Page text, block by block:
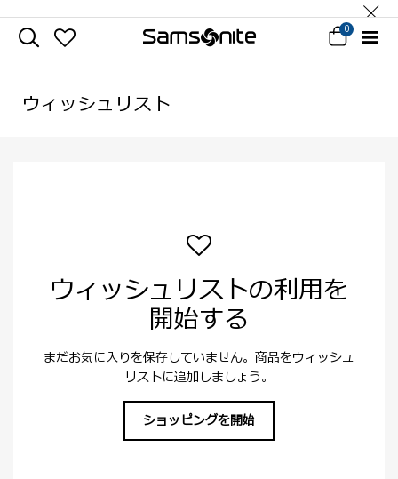
0
ウィッシュリスト
ウィッシュリストの利用を
開始する
まだお気に入りを保存していません。商品をウィッシュ
リストに追加しましょう。
ショッピングを開始